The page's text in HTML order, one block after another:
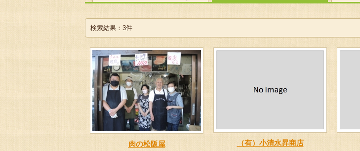
検索結果：3件
肉の松阪屋 （有）小清水昇商店